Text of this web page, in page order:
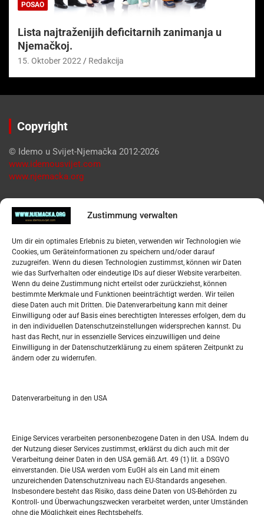
Zustimmung verwalten
Um dir ein optimales Erlebnis zu bieten, verwenden wir Technologien wie
Cookies, um Geräteinformationen zu speichern und/oder darauf
zuzugreifen. Wenn du diesen Technologien zustimmst, können wir Daten
wie das Surfverhalten oder eindeutige IDs auf dieser Website verarbeiten.
Wenn du deine Zustimmung nicht erteilst oder zurückziehst, können
bestimmte Merkmale und Funktionen beeinträchtigt werden. Wir teilen
diese Daten auch mit Dritten. Die Datenverarbeitung kann mit deiner
Einwilligung oder auf Basis eines berechtigten Interesses erfolgen, dem du
in den individuellen Datenschutzeinstellungen widersprechen kannst. Du
hast das Recht, nur in essenzielle Services einzuwilligen und deine
Einwilligung in der Datenschutzerklärung zu einem späteren Zeitpunkt zu
ändern oder zu widerrufen.
Datenverarbeitung in den USA
Einige Services verarbeiten personenbezogene Daten in den USA. Indem du
der Nutzung dieser Services zustimmst, erklärst du dich auch mit der
Verarbeitung deiner Daten in den USA gemäß Art. 49 (1) lit. a DSGVO
einverstanden. Die USA werden vom EuGH als ein Land mit einem
unzureichenden Datenschutzniveau nach EU-Standards angesehen.
Insbesondere besteht das Risiko, dass deine Daten von US-Behörden zu
Kontroll- und Überwachungszwecken verarbeitet werden, unter Umständen
ohne die Möglichkeit eines Rechtsbehelfs.
POSAO
Lista najtraženijih deficitarnih zanimanja u
Njemačkoj.
15. Oktober 2022 Redakcija
Copyright
© Idemo u Svijet-Njemačka 2012-2026
www.idemousvijet.com
www.njemacka.org
Pregled
Datenschutzerklärung
Widerufsbelehrung
Oglašavanje / Postavite svoj oglas
Tko je “Idemo u Svijet – Njemačka?
Pretražite stranicu:
S
OKTOBER 2025
M D M D F S
1 2 3 4
6 7 8 9 10 11 12